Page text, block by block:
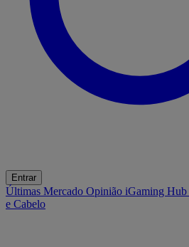
Entrar
Últimas Mercado Opinião iGaming Hub
e Cabelo